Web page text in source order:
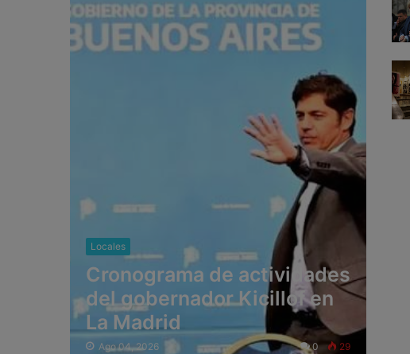
Locales
Cronograma de actividades
del gobernador Kicillof en
La Madrid
Ago 04, 2026 0 29